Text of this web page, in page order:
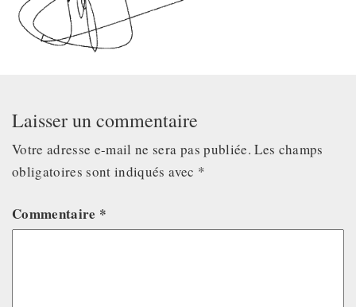
Laisser un commentaire
Votre adresse e-mail ne sera pas publiée. Les champs
obligatoires sont indiqués avec *
Commentaire *